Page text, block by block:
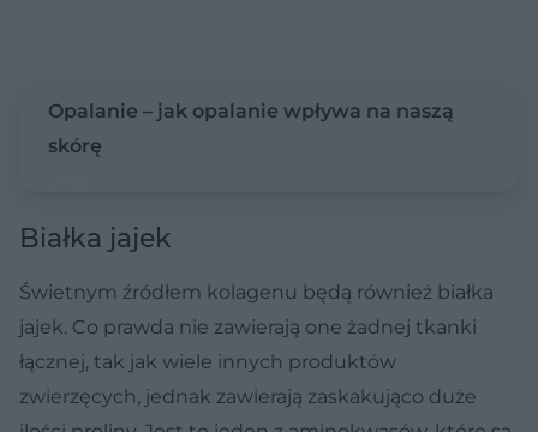
Opalanie – jak opalanie wpływa na naszą
skórę
Białka jajek
Świetnym źródłem kolagenu będą również białka
jajek. Co prawda nie zawierają one żadnej tkanki
łącznej, tak jak wiele innych produktów
zwierzęcych, jednak zawierają zaskakująco duże